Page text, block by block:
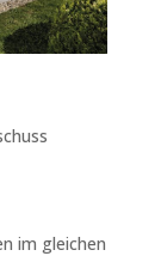
im gleichen